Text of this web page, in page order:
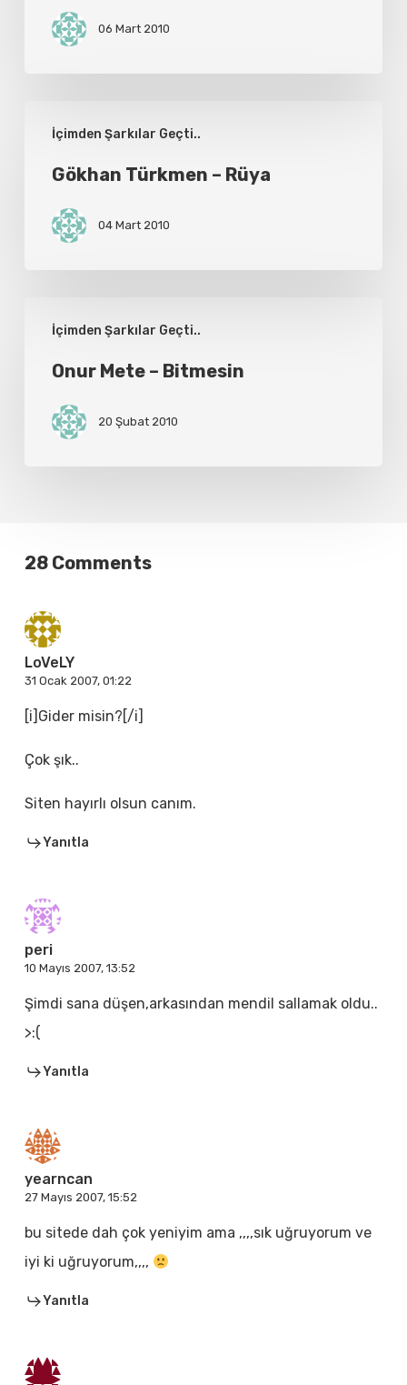
Yağmurlar
06 Mart 2010
İçimden Şarkılar Geçti..
Türkmen
Gökhan Türkmen – Rüya
04 Mart 2010
İçimden Şarkılar Geçti..
Mete
Onur Mete – Bitmesin
20 Şubat 2010
28 Comments
LoVeLY
31 Ocak 2007, 01:22
[i]Gider misin?[/i]
Çok şık..
Siten hayırlı olsun canım.
Yanıtla
peri
10 Mayıs 2007, 13:52
Şimdi sana düşen,arkasından mendil sallamak oldu..
>:(
Yanıtla
yearncan
27 Mayıs 2007, 15:52
bu sitede dah çok yeniyim ama ,,,,sık uğruyorum ve
iyi ki uğruyorum,,,,
Yanıtla